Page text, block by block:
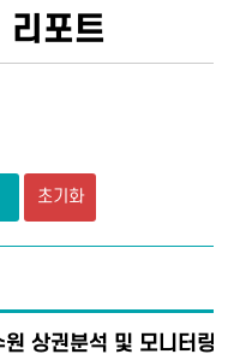
리포트
초기화
상권분석 및 모니터링